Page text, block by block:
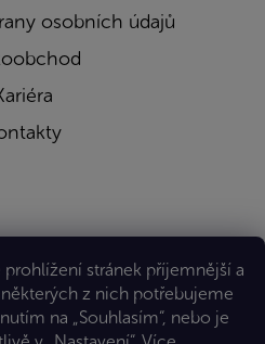
stránek příjemnější a
z nich potřebujeme
na „Souhlasím“, nebo je
osobních údajů